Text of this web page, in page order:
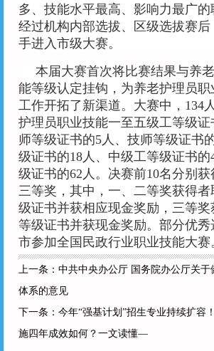
多、技能水平最高、影响力最广的
经过机构内部选拔、区级选拔赛后
手进入市级大赛。
本届大赛首次将比赛结果与养
能等级认定挂钩，为养老护理员职
工作开拓了新渠道。大赛中，134
护理员职业技能一至五级工等级
师等级证书的5人、技师等级证书
级证书的18人、中级工等级证书
级证书的62人。决赛前10名分别获
三等奖，其中，一、二等奖获得
级证书并获相应现金奖励，三等
等级证书并获现金奖励。部分优
市参加全国民政行业职业技能大赛
上一条： 中共中央办公厅 国务院办公厅关于
体系的意见
下一条： 今年“强基计划”招生专业持续扩容
施四年成效如何？一文读懂—